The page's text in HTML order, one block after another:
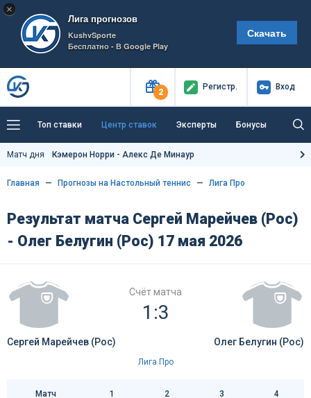
×
Лига прогнозов
KushvSporte
Бесплатно - В Google Play
Скачать
2
Регистр. Вход
Топ ставки Центр ставок Эксперты Бонусы
Тренды Букмекеры Пресс-центр
Как тут заработать?
Матч дня Кэмерон Норри - Алекс Де Минаур
Главная Прогнозы на Настольный теннис Лига Про
Результат матча Сергей Марейчев (Рос)
- Олег Белугин (Рос) 17 мая 2026
Счёт матча
1:3
Сергей Марейчев (Рос) Олег Белугин (Рос)
Лига Про
Матч 1 2 3 4